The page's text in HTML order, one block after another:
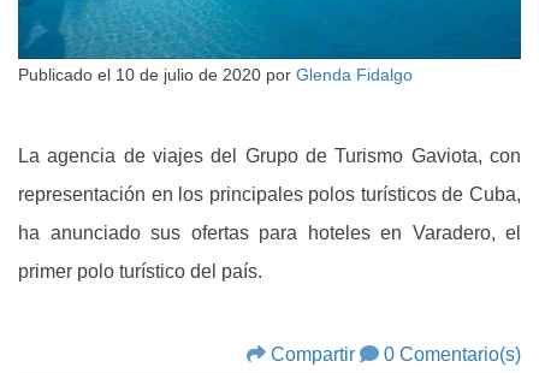
Publicado el 10 de julio de 2020 por Glenda Fidalgo
La agencia de viajes del Grupo de Turismo Gaviota, con
representación en los principales polos turísticos de Cuba,
ha anunciado sus ofertas para hoteles en Varadero, el
primer polo turístico del país.
Compartir 0 Comentario(s)